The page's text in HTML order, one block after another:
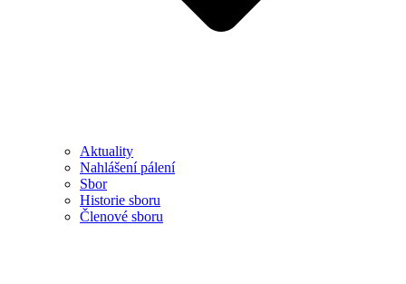
Aktuality
Nahlášení pálení
Sbor
Historie sboru
Členové sboru